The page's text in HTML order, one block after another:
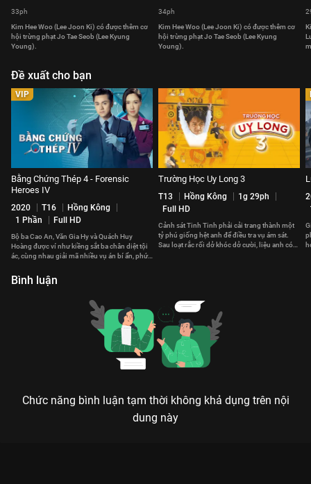
33ph
Kim Hee Woo (Lee Joon Ki) có được thêm cơ
hội trừng phạt Jo Tae Seob (Lee Kyung
Young).
34ph
Kim Hee Woo (Lee Joon Ki) có được thêm cơ
hội trừng phạt Jo Tae Seob (Lee Kyung
Young).
Đề xuất cho bạn
VIP
Bằng Chứng Thép 4 - Forensic
Heroes IV
2020 T16
Hồng Kông
1 Phần
Full HD
Bộ ba Cao An, Văn Gia Hy và Quách Huy
Hoàng được ví như kiềng sắt ba chân diệt tội
ác, cùng nhau giải mã nhiều vụ án bí ẩn, phức
Trường Học Uy Long 3
T13 Hồng Kông
1g 29ph
Full HD
Cảnh sát Tinh Tinh phải cải trang thành một
tỷ phú giống hệt anh để điều tra vụ ám sát.
Sau loạt rắc rối dở khóc dở cười, liệu anh có
Bình luận
Chức năng bình luận tạm thời không khả dụng trên nội
dung này